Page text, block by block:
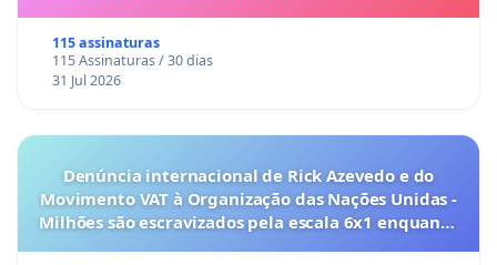
115 assinaturas
115 Assinaturas / 30 dias
31 Jul 2026
Denúncia internacional de Rick Azevedo e do
Movimento VAT à Organização das Nações Unidas -
Milhões são escravizados pela escala 6x1 enquanto